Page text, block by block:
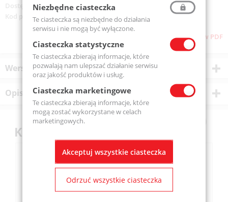
Dostępność:Na zamówienie
Kod produktu:0530 0109
Pobierz stronę w PDF
Wersje produktu
Opis produktu
Klienci kupili również
Niezbędne ciasteczka
Te ciasteczka są niezbędne do działania
serwisu i nie mogą być wyłączone.
Ciasteczka statystyczne
Te ciasteczka zbierają informacje, które
pozwalają nam ulepszać działanie serwisu
oraz jakość produktów i usług.
Ciasteczka marketingowe
Te ciasteczka zbierają informacje, które
mogą zostać wykorzystane w celach
marketingowych.
Akceptuj wszystkie ciasteczka
Odrzuć wszystkie ciasteczka